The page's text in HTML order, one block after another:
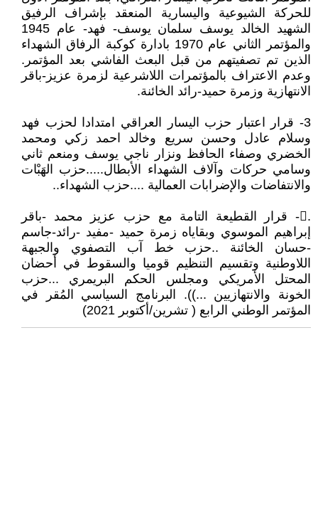
للحركة الشيوعية واليسارية المنعقد بإشراف الرفيق
الشهيد الخالد يوسف سلمان يوسف- فهد- عام 1945
والمؤتمر الثاني عام 1970 بادارة كوكبة الرفاق الشهداء
الذين تم تصفيتهم من قبل البعث الفاشي بعد المؤتمر.
وعدم الاعتراف بالمؤتمرات اللاشرعية لزمرة عزيز-باقر
الانتهازية وزمرة حميد-رائد الخائنة.
3- قرار اعتبار حزب اليسار العراقي امتدادا لحزب فهد
وسلام عادل وحسن سريع وخالد احمد زكي ومحمد
الخضري وصفاء الحافظ ونزار ناجي يوسف ومنعم ثاني
وسامي حركات وآلاف الشهداء الأبطال.....حزب الهَبْات
والانتفاضات والإضرابات العمالية ....حزب الشهداء..
.𔆔- قرار القطيعة التامة مع حزب عزيز محمد -باقر
إبراهيم الموسوي وبقاياه زمرة حميد -مفيد -رائد-جاسم
-حسان الخائنة .. حزب خط آب التصفوي والجبهة
اللاوطنية وتقسيم التنظيم قوميا والسقوط في أحضان
المحتل الأمريكي ومجلس الحكم البريمري ...حزب
الخونة والانتهازيين ...)). البرنامج السياسي المُقر في
المؤتمر الوطني الرابع ( تشرين/أكتوبر 2021)